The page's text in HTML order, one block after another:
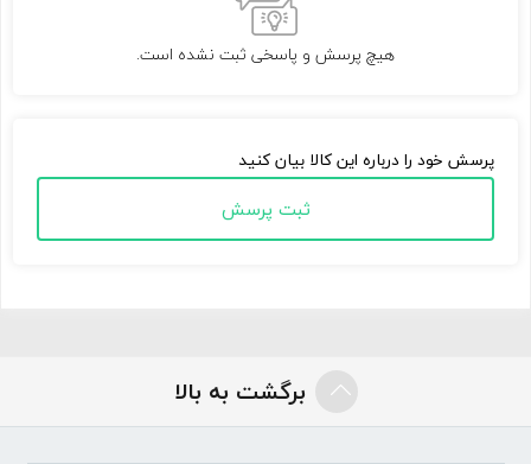
هیچ پرسش و پاسخی ثبت نشده است.
پرسش خود را درباره این کالا بیان کنید
ثبت پرسش
برگشت به بالا